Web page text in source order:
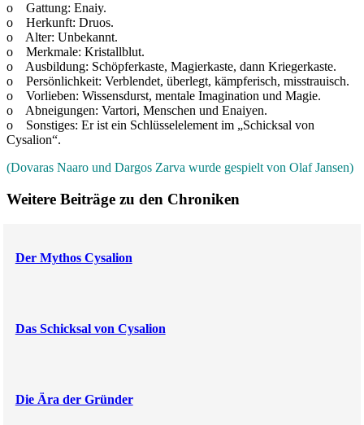
o Gattung: Enaiy.
o Herkunft: Druos.
o Alter: Unbekannt.
o Merkmale: Kristallblut.
o Ausbildung: Schöpferkaste, Magierkaste, dann Kriegerkaste.
o Persönlichkeit: Verblendet, überlegt, kämpferisch, misstrauisch.
o Vorlieben: Wissensdurst, mentale Imagination und Magie.
o Abneigungen: Vartori, Menschen und Enaiyen.
o Sonstiges: Er ist ein Schlüsselelement im „Schicksal von
Cysalion“.
(Dovaras Naaro und Dargos Zarva wurde gespielt von Olaf Jansen)
Weitere Beiträge zu den Chroniken
Der Mythos Cysalion
Das Schicksal von Cysalion
Die Ära der Gründer